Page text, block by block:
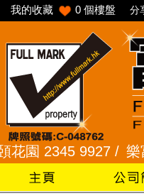
我的收藏 0 個樓盤 分
2345 9927 /樂富